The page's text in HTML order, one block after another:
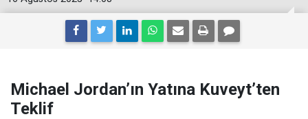
Michael Jordan’ın Yatına Kuveyt’ten
Teklif